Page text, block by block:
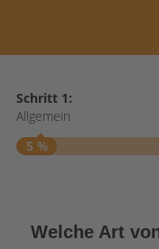
Schritt 1:
Allgemein
5 %
Welche Art